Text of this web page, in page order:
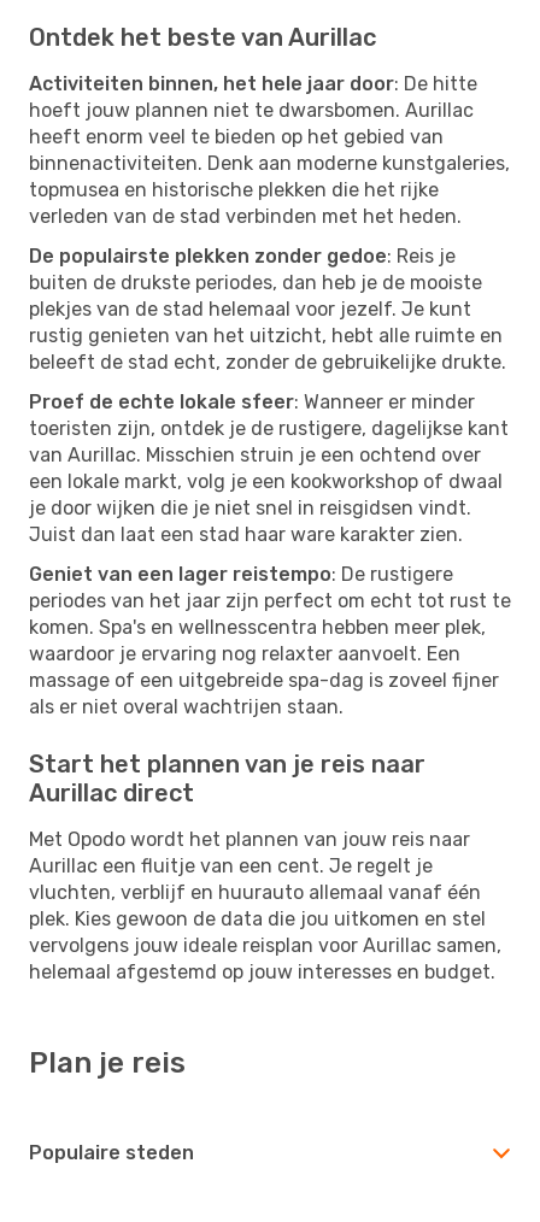
Ontdek het beste van Aurillac
Activiteiten binnen, het hele jaar door: De hitte
hoeft jouw plannen niet te dwarsbomen. Aurillac
heeft enorm veel te bieden op het gebied van
binnenactiviteiten. Denk aan moderne kunstgaleries,
topmusea en historische plekken die het rijke
verleden van de stad verbinden met het heden.
De populairste plekken zonder gedoe: Reis je
buiten de drukste periodes, dan heb je de mooiste
plekjes van de stad helemaal voor jezelf. Je kunt
rustig genieten van het uitzicht, hebt alle ruimte en
beleeft de stad echt, zonder de gebruikelijke drukte.
Proef de echte lokale sfeer: Wanneer er minder
toeristen zijn, ontdek je de rustigere, dagelijkse kant
van Aurillac. Misschien struin je een ochtend over
een lokale markt, volg je een kookworkshop of dwaal
je door wijken die je niet snel in reisgidsen vindt.
Juist dan laat een stad haar ware karakter zien.
Geniet van een lager reistempo: De rustigere
periodes van het jaar zijn perfect om echt tot rust te
komen. Spa's en wellnesscentra hebben meer plek,
waardoor je ervaring nog relaxter aanvoelt. Een
massage of een uitgebreide spa-dag is zoveel fijner
als er niet overal wachtrijen staan.
Start het plannen van je reis naar
Aurillac direct
Met Opodo wordt het plannen van jouw reis naar
Aurillac een fluitje van een cent. Je regelt je
vluchten, verblijf en huurauto allemaal vanaf één
plek. Kies gewoon de data die jou uitkomen en stel
vervolgens jouw ideale reisplan voor Aurillac samen,
helemaal afgestemd op jouw interesses en budget.
Plan je reis
Populaire steden